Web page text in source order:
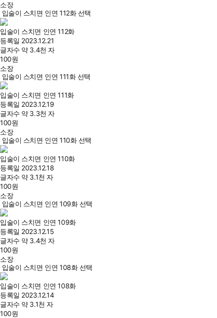
소장
입술이 스치면 인연 112화 선택
입술이 스치면 인연 112화
등록일 2023.12.21
글자수 약 3.4천 자
100원
소장
입술이 스치면 인연 111화 선택
입술이 스치면 인연 111화
등록일 2023.12.19
글자수 약 3.3천 자
100원
소장
입술이 스치면 인연 110화 선택
입술이 스치면 인연 110화
등록일 2023.12.18
글자수 약 3.1천 자
100원
소장
입술이 스치면 인연 109화 선택
입술이 스치면 인연 109화
등록일 2023.12.15
글자수 약 3.4천 자
100원
소장
입술이 스치면 인연 108화 선택
입술이 스치면 인연 108화
등록일 2023.12.14
글자수 약 3.1천 자
100원